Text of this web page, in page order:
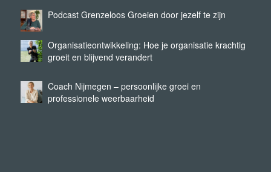
Podcast Grenzeloos Groeien door jezelf te zijn
Organisatieontwikkeling: Hoe je organisatie krachtig
groeit en blijvend verandert
Coach Nijmegen – persoonlijke groei en
professionele weerbaarheid